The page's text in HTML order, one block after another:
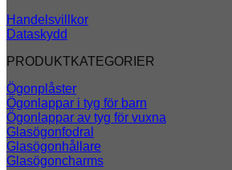
Handelsvillkor
Dataskydd
PRODUKTKATEGORIER
Ögonplåster
Ögonlappar i tyg för barn
Ögonlappar av tyg för vuxna
Glasögonfodral
Glasögonhållare
Glasögoncharms